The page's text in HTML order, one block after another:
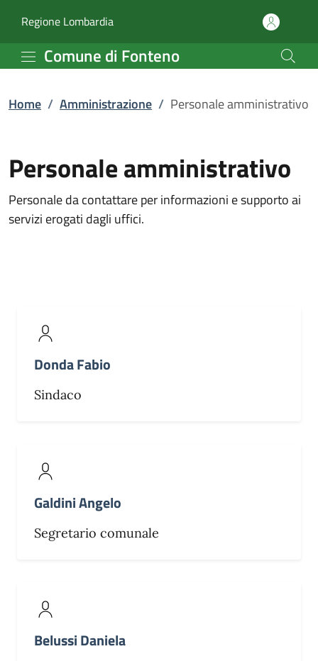
Personale
Regione Lombardia(apre in un'altra scheda).
Comune di Fonteno
Home / Amministrazione / Personale amministrativo
Personale amministrativo
Personale da contattare per informazioni e supporto ai
servizi erogati dagli uffici.
Donda Fabio
Sindaco
Galdini Angelo
Segretario comunale
Belussi Daniela